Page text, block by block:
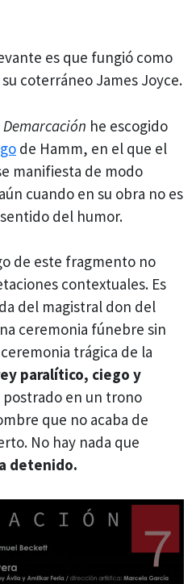
es que fungió como
coterráneo James Joyce.
Demarcación he escogido
de Hamm, en el que el
manifiesta de modo
cuando en su obra no es
del humor.
de este fragmento no
contextuales. Es
del magistral don del
ceremonia fúnebre sin
trágica de la
paralítico, ciego y
en un trono
que no acaba de
No hay nada que
detenido.